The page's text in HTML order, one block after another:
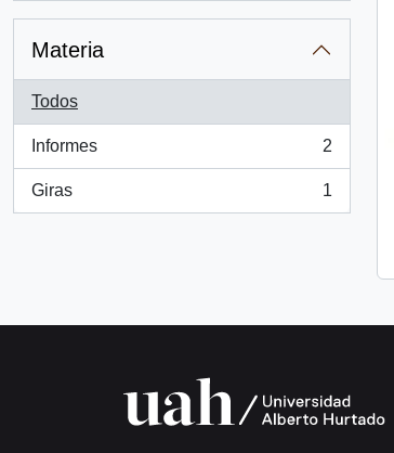
Materia
Todos
Informes
, 2 resultados
2
Giras
, 1 resultados
1